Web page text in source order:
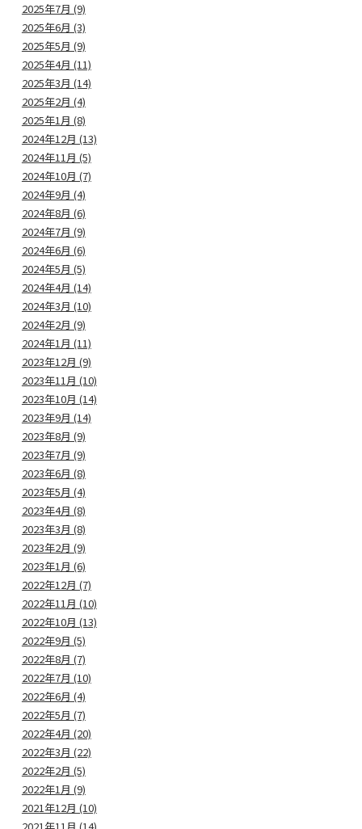
2025年7月 (9)
2025年6月 (3)
2025年5月 (9)
2025年4月 (11)
2025年3月 (14)
2025年2月 (4)
2025年1月 (8)
2024年12月 (13)
2024年11月 (5)
2024年10月 (7)
2024年9月 (4)
2024年8月 (6)
2024年7月 (9)
2024年6月 (6)
2024年5月 (5)
2024年4月 (14)
2024年3月 (10)
2024年2月 (9)
2024年1月 (11)
2023年12月 (9)
2023年11月 (10)
2023年10月 (14)
2023年9月 (14)
2023年8月 (9)
2023年7月 (9)
2023年6月 (8)
2023年5月 (4)
2023年4月 (8)
2023年3月 (8)
2023年2月 (9)
2023年1月 (6)
2022年12月 (7)
2022年11月 (10)
2022年10月 (13)
2022年9月 (5)
2022年8月 (7)
2022年7月 (10)
2022年6月 (4)
2022年5月 (7)
2022年4月 (20)
2022年3月 (22)
2022年2月 (5)
2022年1月 (9)
2021年12月 (10)